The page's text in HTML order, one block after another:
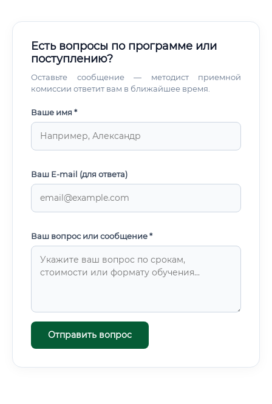
Есть вопросы по программе или
поступлению?
Оставьте сообщение — методист приемной
комиссии ответит вам в ближайшее время.
Ваше имя *
Ваш E-mail (для ответа)
Ваш вопрос или сообщение *
Отправить вопрос